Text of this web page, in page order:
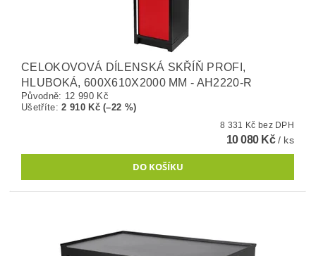
CELOKOVOVÁ DÍLENSKÁ SKŘÍŇ PROFI,
HLUBOKÁ, 600X610X2000 MM - AH2220-R
Původně: 12 990 Kč
Ušetříte:2 910 Kč (–22 %)
8 331 Kč bez DPH
10 080 Kč/ ks